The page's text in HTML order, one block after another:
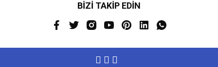
BİZİ TAKİP EDİN